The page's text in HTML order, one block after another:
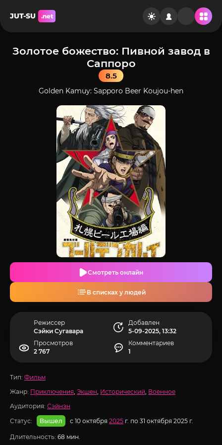
JUT-SU .net
Золотое божество: Пивной завод в
Саппоро
8.5
Golden Kamuy: Sapporo Beer Koujou-hen
Смотреть онлайн
В списках у людей
Режиссер
Сэйки Сугавара
Добавлен
5-09-2025, 13:32
Просмотров
2 767
Комментариев
1
Тип: Фильм
Жанр: Приключения, Экшен, Исторический, Военное
Аудитория: Сэйнэн
Статус:
Вышел с 10 октября 2025 г. по 31 октября 2025 г.
Длительность: 68 мин.